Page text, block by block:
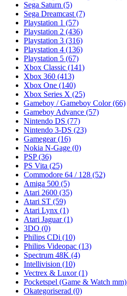
Sega Saturn (5)
Sega Dreamcast (7)
Playstation 1 (57)
Playstation 2 (436)
Playstation 3 (316)
Playstation 4 (136)
Playstation 5 (67)
Xbox Classic (141)
Xbox 360 (413)
Xbox One (140)
Xbox Series X (25)
Gameboy / Gameboy Color(66)
Gameboy Advance (57)
Nintendo DS (77)
Nintendo 3-DS (23)
Gamegear(16)
Nokia N-Gage (0)
PSP(36)
PS Vita (25)
Commodore 64 / 128 (52)
Amiga 500 (5)
Atari 2600 (35)
Atari ST (59)
Atari Lynx (1)
Atari Jaguar(1)
3DO (0)
Philips CDi (10)
Philips Videopac (13)
Spectrum 48K (4)
Intellivision (10)
Vectrex & Luxor(1)
Pocketspel (Game & Watch mm)
Okategoriserad (0)